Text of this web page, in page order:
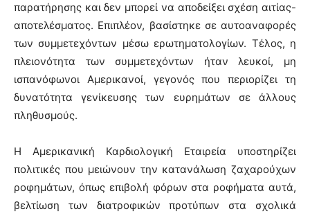
παρατήρησης και δεν μπορεί να αποδείξει σχέση αιτίας-
αποτελέσματος. Επιπλέον, βασίστηκε σε αυτοαναφορές
των συμμετεχόντων μέσω ερωτηματολογίων. Τέλος, η
πλειονότητα των συμμετεχόντων ήταν λευκοί, μη
ισπανόφωνοι Αμερικανοί, γεγονός που περιορίζει τη
δυνατότητα γενίκευσης των ευρημάτων σε άλλους
πληθυσμούς.
Η Αμερικανική Καρδιολογική Εταιρεία υποστηρίζει
πολιτικές που μειώνουν την κατανάλωση ζαχαρούχων
ροφημάτων, όπως επιβολή φόρων στα ροφήματα αυτά,
βελτίωση των διατροφικών προτύπων στα σχολικά